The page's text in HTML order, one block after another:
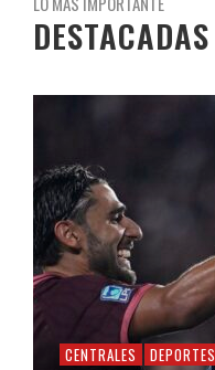
DESTACADAS
CENTRALES DEPORTES